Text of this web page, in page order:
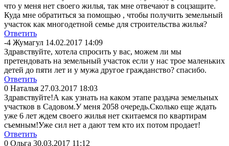
что у меня нет своего жилья, так мне отвечают в соцзащите.
Куда мне обратиться за помощью , чтобы получить земельный
участок как многодетной семье для строительства жилья?
Ответить
-4 Жумагул 14.02.2017 14:09
Здравствуйте, хотела спросить у вас, можем ли мы
претендовать на земельный участок если у нас трое маленьких
детей до пяти лет и у мужа другое гражданство? спасибо.
Ответить
0 Наталья 27.03.2017 18:03
Здравствуйте!А как узнать на каком этапе раздача земельных
участков в Садовом.У меня 2058 очередь.Сколько еще ждать
уже 6 лет ждем своего жилья нет скитаемся по квартирам
съемным!Уже сил нет а дают тем кто их потом продает!
Ответить
0 Ольга 30.03.2017 11:12